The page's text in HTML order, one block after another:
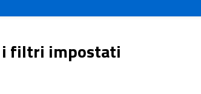
i filtri impostati